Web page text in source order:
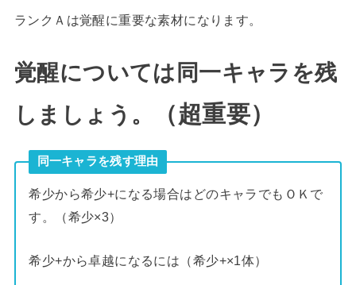
ランクＡは覚醒に重要な素材になります。
覚醒については同一キャラを残
しましょう。
（超重要）
同一キャラを残す理由
希少から希少+になる場合はどのキャラでもＯＫで
す。（希少×3）
希少+から卓越になるには（希少+×1体）